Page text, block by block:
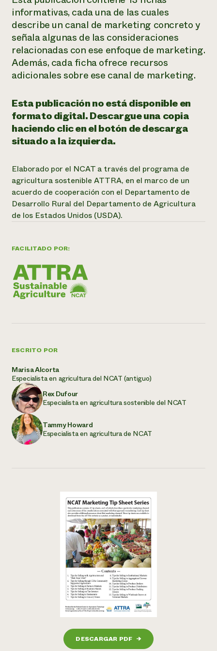
un
Llame a la
directa de
FACILITADO POR:
ESCRITO POR
Marisa Alcorta
Especialista en agricultura del NCAT (antiguo)
Rex Dufour
Especialista en agricultura sostenible del NCAT
Tammy Howard
Especialista en agricultura de NCAT
DESCARGAR PDF →
informativas, cada una de las cuales
describe un canal de marketing concreto y
señala algunas de las consideraciones
relacionadas con ese enfoque de marketing.
Además, cada ficha ofrece recursos
adicionales sobre ese canal de marketing.
Esta publicación no está disponible en
formato digital. Descargue una copia
haciendo clic en el botón de descarga
situado a la izquierda.
Elaborado por el NCAT a través del programa de
agricultura sostenible ATTRA, en el marco de un
acuerdo de cooperación con el Departamento de
Desarrollo Rural del Departamento de Agricultura
de los Estados Unidos (USDA).